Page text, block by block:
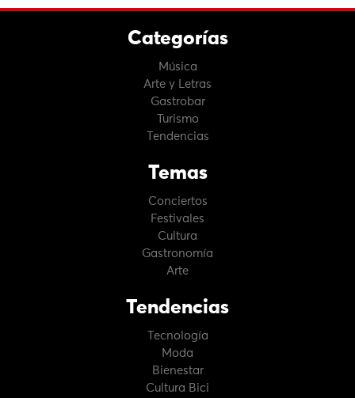
Categorías
Música
Arte y Letras
Gastrobar
Turismo
Tendencias
Temas
Conciertos
Festivales
Cultura
Gastronomía
Arte
Tendencias
Tecnología
Moda
Bienestar
Cultura Bici